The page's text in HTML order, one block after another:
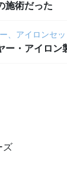
施術だった
、アイロンセッ
ー・アイロン
ズ